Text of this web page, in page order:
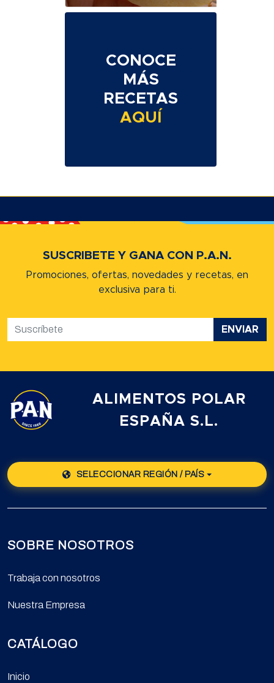
CONOCE
MÁS
RECETAS
AQUÍ
SUSCRIBETE Y GANA CON P.A.N.
Promociones, ofertas, novedades y recetas, en
exclusiva para ti.
ENVIAR
ALIMENTOS POLAR
ESPAÑA S.L.
SELECCIONAR REGIÓN / PAÍS
SOBRE NOSOTROS
Trabaja con nosotros
Nuestra Empresa
CATÁLOGO
Inicio